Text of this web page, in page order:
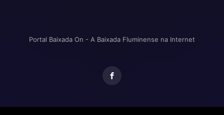
Portal Baixada On - A Baixada Fluminense na Internet